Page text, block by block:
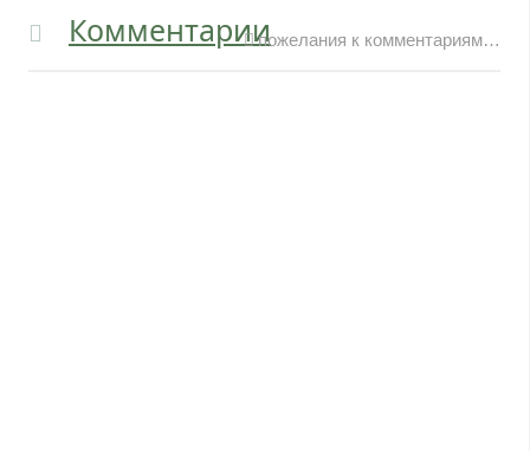
Комментариипожелания к комментариям…